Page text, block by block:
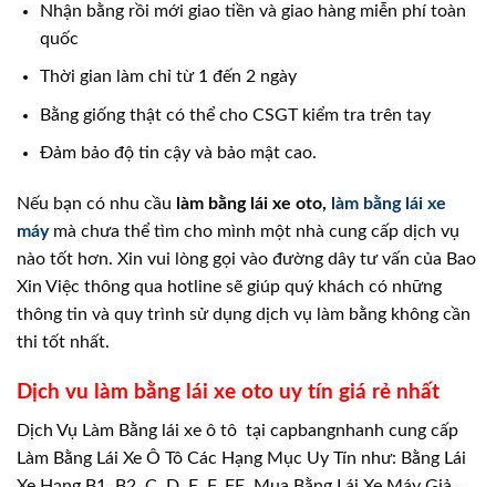
Nhận bằng rồi mới giao tiền và giao hàng miễn phí toàn
quốc
Thời gian làm chỉ từ 1 đến 2 ngày
Bằng giống thật có thể cho CSGT kiểm tra trên tay
Đảm bảo độ tin cậy và bảo mật cao.
Nếu bạn có nhu cầu làm bằng lái xe oto, làm bằng lái xe
máymà chưa thể tìm cho mình một nhà cung cấp dịch vụ
nào tốt hơn. Xin vui lòng gọi vào đường dây tư vấn của Bao
Xin Việc thông qua hotline sẽ giúp quý khách có những
thông tin và quy trình sử dụng dịch vụ làm bằng không cần
thi tốt nhất.
Dịch vu làm bằng lái xe oto uy tín giá rẻ nhất
Dịch Vụ Làm Bằng lái xe ô tô tại capbangnhanh cung cấp
Làm Bằng Lái Xe Ô Tô Các Hạng Mục Uy Tín như: Bằng Lái